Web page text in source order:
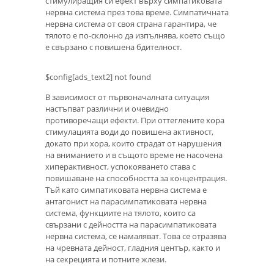
нервна система през това време. Симпатичната
нервна система от своя страна гарантира, че
тялото е по-склонно да изпълнява, което също
е свързано с повишена бдителност.
$config[ads_text2] not found
В зависимост от първоначалната ситуация
настъпват различни и очевидно
противоречащи ефекти. При оттеглените хора
стимулацията води до повишена активност,
докато при хора, които страдат от нарушения
на вниманието и в същото време не насочена
хиперактивност, успокояването става с
повишаване на способността за концентрация.
Тъй като симпатиковата нервна система е
антагонист на парасимпатиковата нервна
система, функциите на тялото, които са
свързани с дейността на парасимпатиковата
нервна система, се намаляват. Това се отразява
на чревната дейност, гладния център, както и
на секрецията и потните жлези.